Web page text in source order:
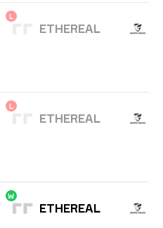
L
ETHEREAL
L
ETHEREAL
W
ETHEREAL